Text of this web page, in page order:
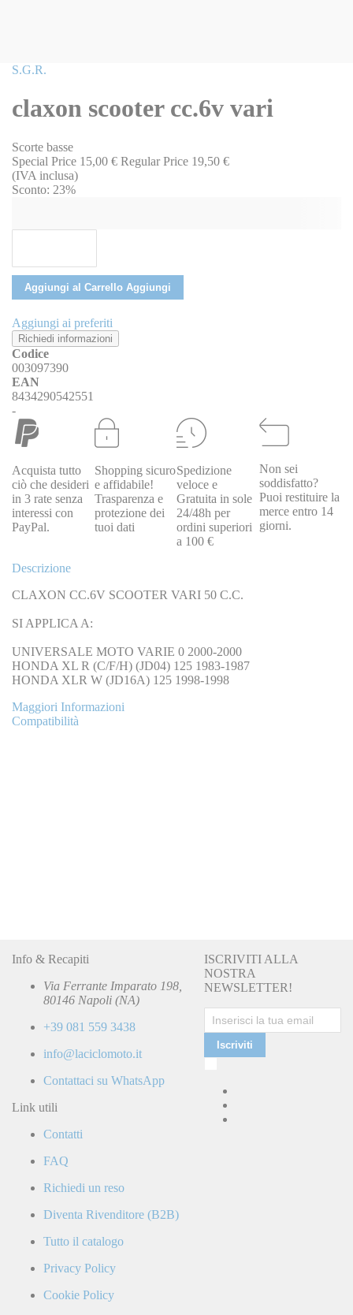
Vai
della
galleria
immagini
S.G.R.
claxon scooter cc.6v vari
Scorte basse
Special Price 15,00 € Regular Price 19,50 €
(IVA inclusa)
Sconto: 23%
Aggiungi al Carrello Aggiungi
Aggiungi ai preferiti
Richiedi informazioni
Codice
003097390
EAN
8434290542551
-
Acquista tutto
ciò che desideri
in 3 rate senza
interessi con
PayPal.
Shopping sicuro
e affidabile!
Trasparenza e
protezione dei
tuoi dati
Spedizione
veloce e
Gratuita in sole
24/48h per
ordini superiori
a 100 €
Non sei
soddisfatto?
Puoi restituire la
merce entro 14
giorni.
Descrizione
CLAXON CC.6V SCOOTER VARI 50 C.C.
SI APPLICA A:
UNIVERSALE MOTO VARIE 0 2000-2000
HONDA XL R (C/F/H) (JD04) 125 1983-1987
HONDA XLR W (JD16A) 125 1998-1998
Maggiori Informazioni
Compatibilità
Info & Recapiti
Via Ferrante Imparato 198,
80146 Napoli (NA)
+39 081 559 3438
info@laciclomoto.it
Contattaci su WhatsApp
Link utili
Contatti
FAQ
Richiedi un reso
Diventa Rivenditore (B2B)
Tutto il catalogo
Privacy Policy
Cookie Policy
ISCRIVITI ALLA
NOSTRA
NEWSLETTER!
Iscriviti
e
accetto
la